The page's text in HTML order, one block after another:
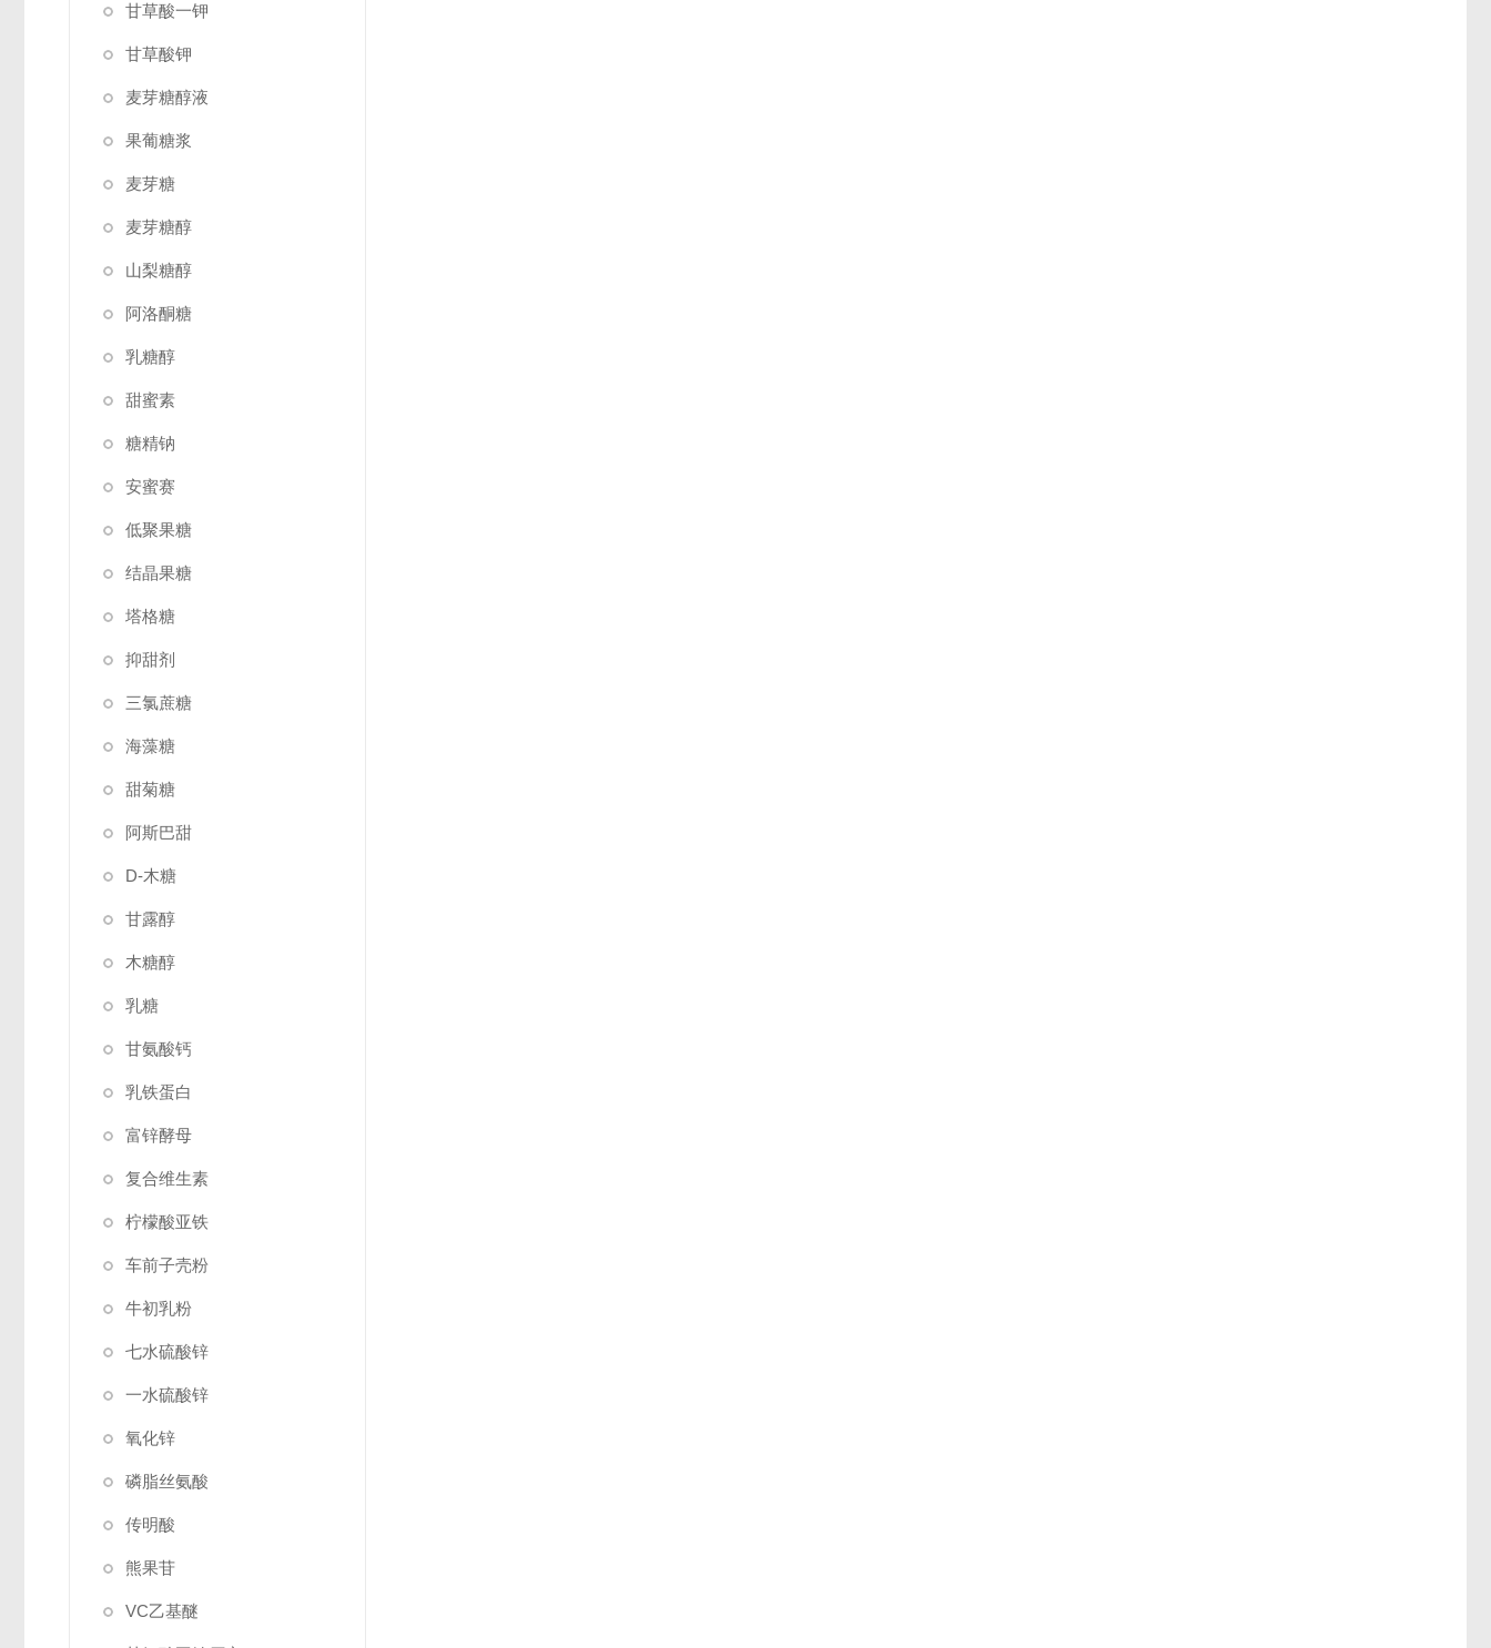
甘草酸一钾
甘草酸钾
麦芽糖醇液
果葡糖浆
麦芽糖
麦芽糖醇
山梨糖醇
阿洛酮糖
乳糖醇
甜蜜素
糖精钠
安蜜赛
低聚果糖
结晶果糖
塔格糖
抑甜剂
三氯蔗糖
海藻糖
甜菊糖
阿斯巴甜
D-木糖
甘露醇
木糖醇
乳糖
甘氨酸钙
乳铁蛋白
富锌酵母
复合维生素
柠檬酸亚铁
车前子壳粉
牛初乳粉
七水硫酸锌
一水硫酸锌
氧化锌
磷脂丝氨酸
传明酸
熊果苷
VC乙基醚